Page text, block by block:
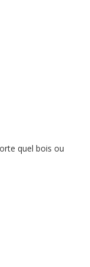
quel bois ou